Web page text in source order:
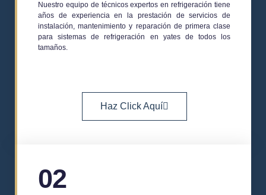
Nuestro equipo de técnicos expertos en refrigeración tiene
años de experiencia en la prestación de servicios de
instalación, mantenimiento y reparación de primera clase
para sistemas de refrigeración en yates de todos los
tamaños.
Haz Click Aquí
02